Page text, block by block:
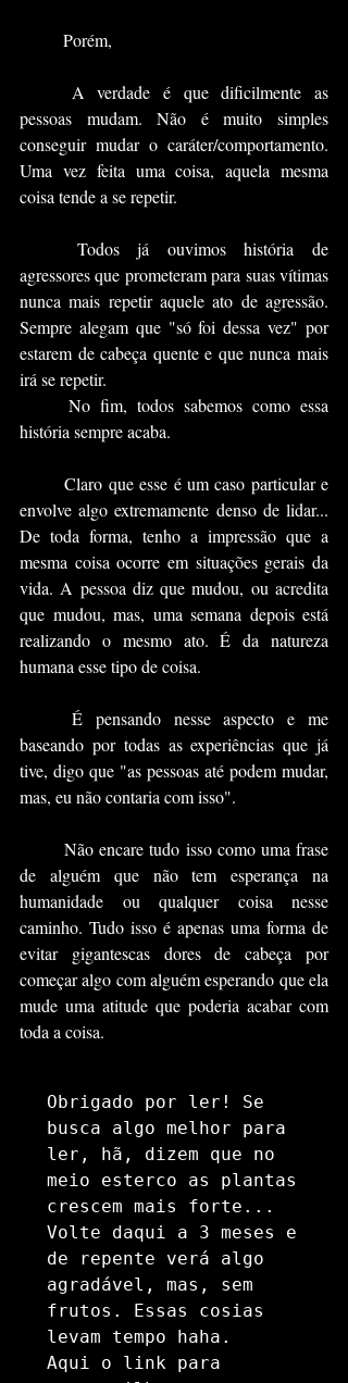
	Porém,
pessoas mudam. Não é muito simples
conseguir mudar o caráter/comportamento.
Uma vez feita uma coisa, aquela mesma
coisa tende a se repetir.
agressores que prometeram para suas vítimas
nunca mais repetir aquele ato de agressão.
Sempre alegam que "só foi dessa vez" por
estarem de cabeça quente e que nunca mais
irá se repetir.
história sempre acaba.
	Claro que esse é um caso particular e
envolve algo extremamente denso de lidar...
De toda forma, tenho a impressão que a
mesma coisa ocorre em situações gerais da
vida. A pessoa diz que mudou, ou acredita
que mudou, mas, uma semana depois está
realizando o mesmo ato. É da natureza
humana esse tipo de coisa.
baseando por todas as experiências que já
tive, digo que "as pessoas até podem mudar,
mas, eu não contaria com isso".
	Não encare tudo isso como uma frase
de alguém que não tem esperança na
humanidade ou qualquer coisa nesse
caminho. Tudo isso é apenas uma forma de
evitar gigantescas dores de cabeça por
começar algo com alguém esperando que ela
mude uma atitude que poderia acabar com
toda a coisa.
Obrigado por ler! Se
busca algo melhor para
ler, hã, dizem que no
meio esterco as plantas
crescem mais forte...
Volte daqui a 3 meses e
de repente verá algo
agradável, mas, sem
frutos. Essas cosias
levam tempo haha.
Aqui o link para